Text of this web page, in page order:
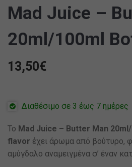
Mad Juice –
20ml/100ml
13,50€
Διαθέσιμο σε 3 έως 7 ημέρες
Το Mad Juice – Butter Man
flavor έχει άρωμα από βούτυρο,
αμύγδαλο αναμειγμένα σ’ έναν